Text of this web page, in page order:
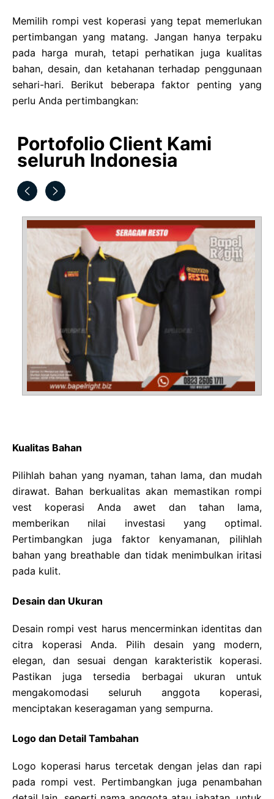
Memilih rompi vest koperasi yang tepat memerlukan
pertimbangan yang matang. Jangan hanya terpaku
pada harga murah, tetapi perhatikan juga kualitas
bahan, desain, dan ketahanan terhadap penggunaan
sehari-hari. Berikut beberapa faktor penting yang
perlu Anda pertimbangkan:
Portofolio Client Kami
seluruh Indonesia
Kualitas Bahan
Pilihlah bahan yang nyaman, tahan lama, dan mudah
dirawat. Bahan berkualitas akan memastikan rompi
vest koperasi Anda awet dan tahan lama,
memberikan nilai investasi yang optimal.
Pertimbangkan juga faktor kenyamanan, pilihlah
bahan yang breathable dan tidak menimbulkan iritasi
pada kulit.
Desain dan Ukuran
Desain rompi vest harus mencerminkan identitas dan
citra koperasi Anda. Pilih desain yang modern,
elegan, dan sesuai dengan karakteristik koperasi.
Pastikan juga tersedia berbagai ukuran untuk
mengakomodasi seluruh anggota koperasi,
menciptakan keseragaman yang sempurna.
Logo dan Detail Tambahan
Logo koperasi harus tercetak dengan jelas dan rapi
pada rompi vest. Pertimbangkan juga penambahan